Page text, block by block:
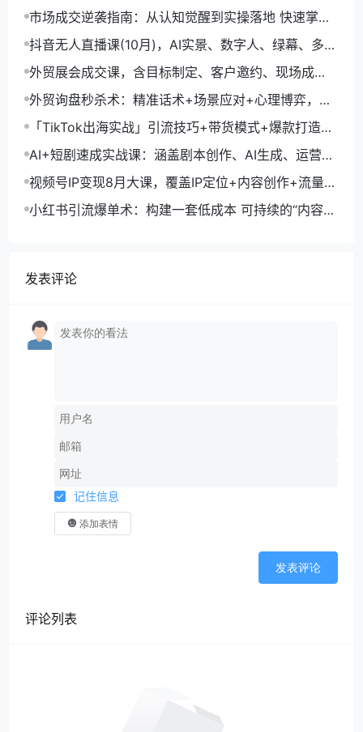
生成+账号运营，月入2万
市场成交逆袭指南：从认知觉醒到实操落地 快速掌握
市场开拓与成交核心能力
抖音无人直播课(10月)，AI实景、数字人、绿幕、多种
玩法、24小时自动盈利
外贸展会成交课，含目标制定、客户邀约、现场成
交，系统化SOP提升参展ROI
外贸询盘秒杀术：精准话术+场景应对+心理博弈，单
月询盘转化率提升200%
「TikTok出海实战」引流技巧+带货模式+爆款打造，
单月变现10万+秘籍
AI+短剧速成实战课：涵盖剧本创作、AI生成、运营变
现，单部剧收益破万
视频号IP变现8月大课，覆盖IP定位+内容创作+流量获
取+合规运营+商业转化
小红书引流爆单术：构建一套低成本 可持续的“内容-
发表评论
记住信息
添加表情
发表评论
评论列表